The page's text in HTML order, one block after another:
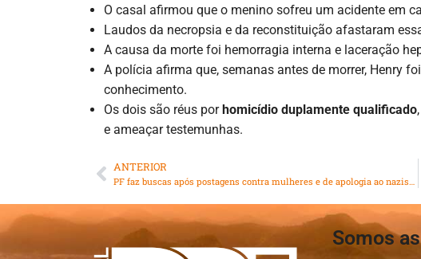
O casal afirmou que o menino sofreu um acidente em
Laudos da necropsia e da reconstituição afastaram
A causa da morte foi hemorragia interna e laceração
A polícia afirma que, semanas antes de morrer, Henry
conhecimento.
Os dois são réus porhomicídio duplamente qualificado
e ameaçar testemunhas.
ANTERIOR
PF faz buscas após postagens contra mulheres e de apologia ao nazismo
Somos